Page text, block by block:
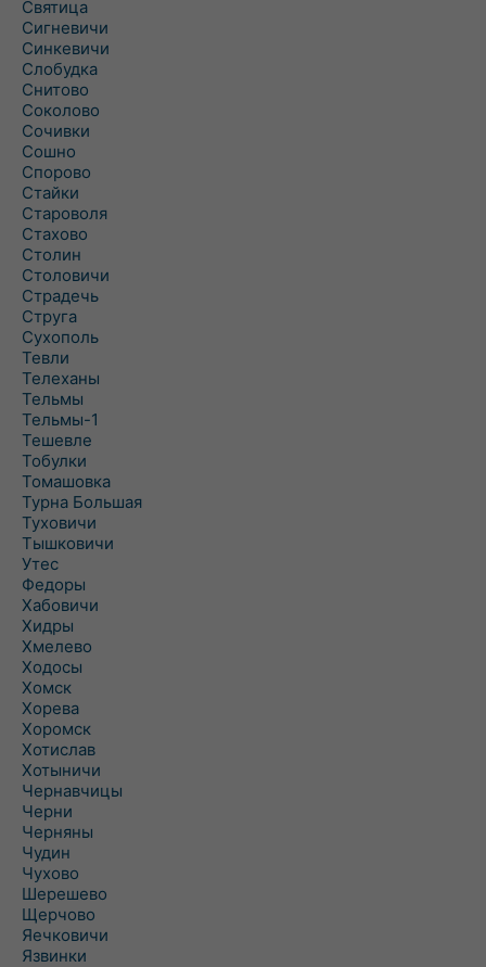
Святица
Сигневичи
Синкевичи
Слобудка
Снитово
Соколово
Сочивки
Сошно
Спорово
Стайки
Староволя
Стахово
Столин
Столовичи
Страдечь
Струга
Сухополь
Тевли
Телеханы
Тельмы
Тельмы-1
Тешевле
Тобулки
Томашовка
Турна Большая
Туховичи
Тышковичи
Утес
Федоры
Хабовичи
Хидры
Хмелево
Ходосы
Хомск
Хорева
Хоромск
Хотислав
Хотыничи
Чернавчицы
Черни
Черняны
Чудин
Чухово
Шерешево
Щерчово
Яечковичи
Язвинки